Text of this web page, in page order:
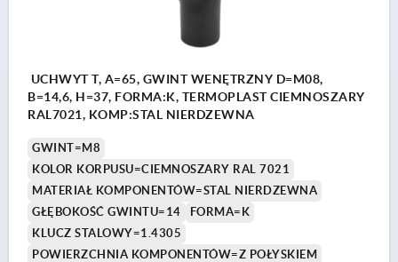
UCHWYT T, A=65, GWINT WENĘTRZNY D=M08,
B=14,6, H=37, FORMA:K, TERMOPLAST CIEMNOSZARY
RAL7021, KOMP:STAL NIERDZEWNA
GWINT=M8
KOLOR KORPUSU=CIEMNOSZARY RAL 7021
MATERIAŁ KOMPONENTÓW=STAL NIERDZEWNA
GŁĘBOKOŚĆ GWINTU=14
FORMA=K
KLUCZ STALOWY=1.4305
POWIERZCHNIA KOMPONENTÓW=Z POŁYSKIEM